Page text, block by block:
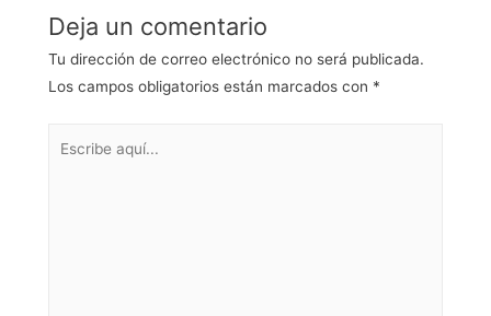
Deja un comentario
Tu dirección de correo electrónico no será publicada.
Los campos obligatorios están marcados con *